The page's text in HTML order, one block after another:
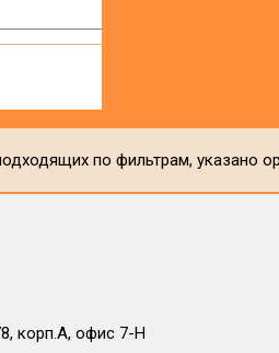
по фильтрам, указано
корп.А, офис 7-Н